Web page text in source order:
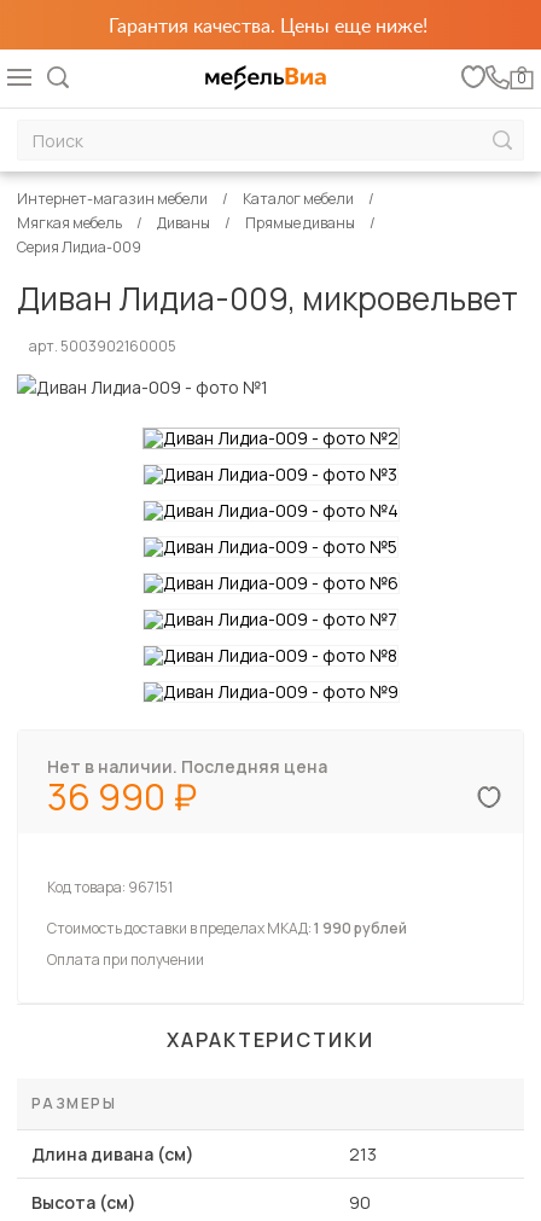
Гарантия качества. Цены еще ниже!
0
Интернет-магазин мебели
Каталог мебели
Мягкая мебель
Диваны
Прямые диваны
Серия Лидиа-009
Диван Лидиа-009, микровельвет
арт. 5003902160005
Нет в наличии. Последняя цена
36 990
Код товара: 967151
Стоимость доставки в пределах МКАД:1 990 рублей
Оплата при получении
ХАРАКТЕРИСТИКИ
РАЗМЕРЫ
Длина дивана (см) 213
Высота (см) 90